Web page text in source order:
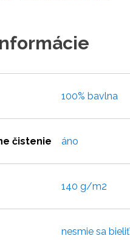
100% bavlna
čistenie áno
140 g/m2
nesmie sa bieliť